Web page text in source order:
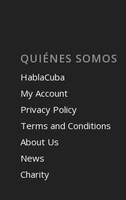
QUIÉNES SOMOS
HablaCuba
My Account
Privacy Policy
Terms and Conditions
About Us
News
Charity